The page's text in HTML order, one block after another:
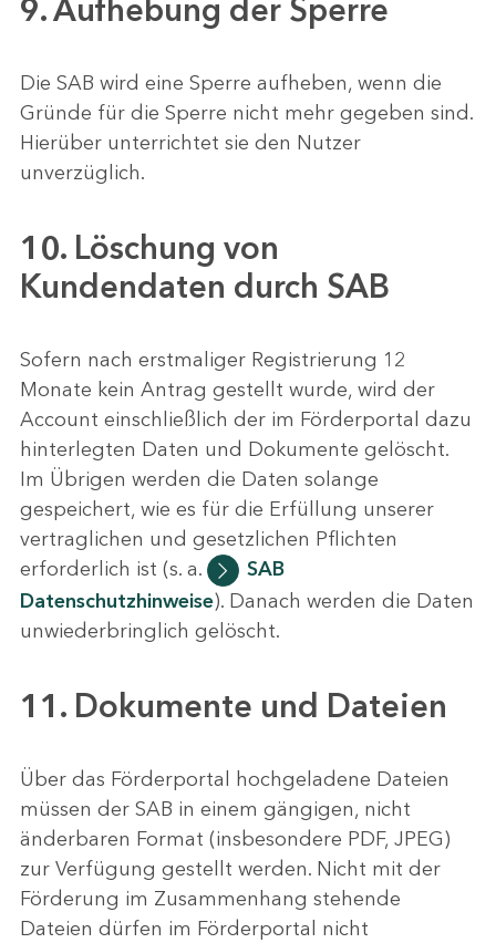
9. Aufhebung der Sperre
Die SAB wird eine Sperre aufheben, wenn die
Gründe für die Sperre nicht mehr gegeben sind.
Hierüber unterrichtet sie den Nutzer
unverzüglich.
10. Löschung von
Kundendaten durch SAB
Sofern nach erstmaliger Registrierung 12
Monate kein Antrag gestellt wurde, wird der
Account einschließlich der im Förderportal dazu
hinterlegten Daten und Dokumente gelöscht.
Im Übrigen werden die Daten solange
gespeichert, wie es für die Erfüllung unserer
vertraglichen und gesetzlichen Pflichten
erforderlich ist (s. a.
SAB
Datenschutzhinweise). Danach werden die Daten
unwiederbringlich gelöscht.
11. Dokumente und Dateien
Über das Förderportal hochgeladene Dateien
müssen der SAB in einem gängigen, nicht
änderbaren Format (insbesondere PDF, JPEG)
zur Verfügung gestellt werden. Nicht mit der
Förderung im Zusammenhang stehende
Dateien dürfen im Förderportal nicht